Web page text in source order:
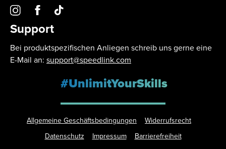
Support
Bei produktspezifischen Anliegen schreib uns gerne eine
E-Mail an: support@speedlink.com
#UnlimitYourSkills
Allgemeine Geschäftsbedingungen
Widerrufsrecht
Datenschutz
Impressum Barrierefreiheit